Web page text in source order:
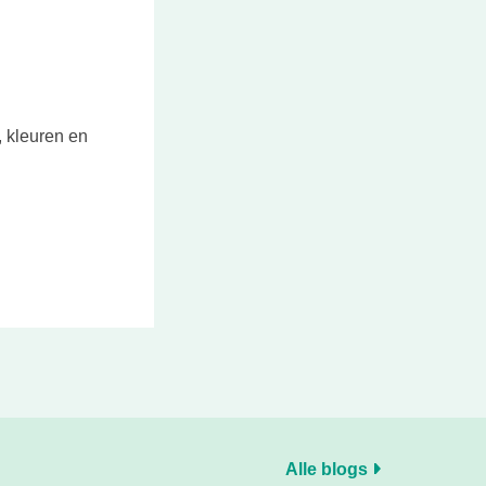
kleuren en
Alle blogs